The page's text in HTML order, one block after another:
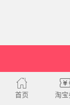
首页 淘宝